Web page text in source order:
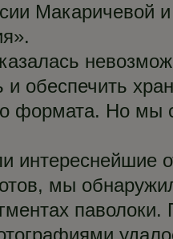
Макаричевой
обеспечить
формата. Но мы
интереснейшие
мы
паволоки.